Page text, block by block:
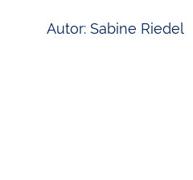
Autor: Sabine Riedel